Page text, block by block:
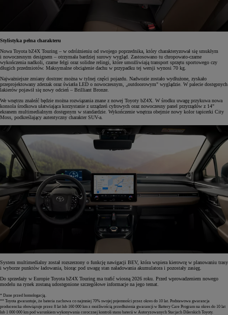
Stylistyka pełna charakteru
Nowa Toyota bZ4X Touring – w odróżnieniu od swojego poprzednika, który charakteryzował się smukłym
i nowoczesnym designem – otrzymała bardziej surowy wygląd. Zastosowano tu chropowato-czarne
wykończenia nadkoli, czarne felgi oraz solidne relingi, które umożliwiają transport sprzętu sportowego czy
długich przedmiotów. Maksymalne obciążenie dachu w przypadku tej wersji wynosi 70 kg.
Najważniejsze zmiany dostrzec można w tylnej części pojazdu. Nadwozie zostało wydłużone, zyskało
przeprojektowany zderzak oraz światła LED o nowoczesnym, „outdoorowym" wyglądzie. W palecie dostępnych
lakierów pojawił się nowy odcień – Brilliant Bronze.
We wnętrzu znaleźć będzie można rozwiązania znane z nowej Toyoty bZ4X. W środku uwagę przykuwa nowa
konsola środkowa ułatwiająca korzystanie z urządzeń cyfrowych oraz nowoczesny panel przyrządów z 14"
ekranem multimedialnym dostępnym w standardzie. Wykończenie wnętrza obejmie nowy kolor tapicerki City
Moss, podkreślający autentyczny charakter SUV-a.
System multimedialny został rozszerzony o funkcję nawigacji BEV, która wspiera kierowcę w planowaniu trasy
i wyborze punktów ładowania, biorąc pod uwagę stan naładowania akumulatora i pozostały zasięg.
Do sprzedaży w Europie Toyota bZ4X Touring ma trafić wiosną 2026 roku. Przed wprowadzeniem nowego
modelu na rynek zostaną udostępnione szczegółowe informacje na jego temat.
* Dane przed homologacją.
** Toyota gwarantuje, że bateria zachowa co najmniej 70% swojej pojemności przez okres do 10 lat. Podstawowa gwarancja
producencka obowiązuje przez 8 lat lub 160 000 km z możliwością przedłużenia gwarancji w Battery Care Program na okres do 10 lat
lub 1 000 000 km pod warunkiem wykonywania corocznej kontroli stanu baterii w Autoryzowanych Stacjach Dilerskich Toyoty.